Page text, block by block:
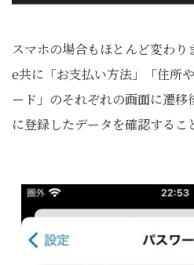
スマホの場合もほとんど変わ
e共に「お支払い方法」「住所
ード」のそれぞれの画面に遷移
に登録したデータを確認するこ